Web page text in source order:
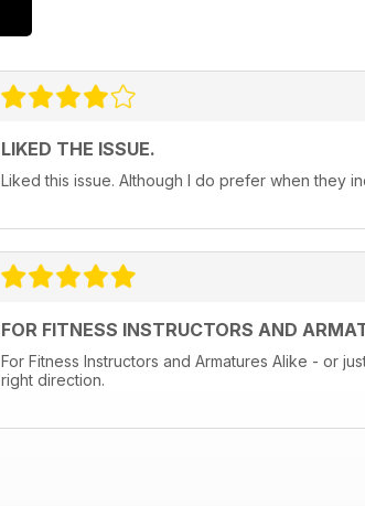
LIKED THE ISSUE.
Liked this issue. Although I do prefer when they
FOR FITNESS INSTRUCTORS AND
For Fitness Instructors and Armatures Alike - or
right direction.